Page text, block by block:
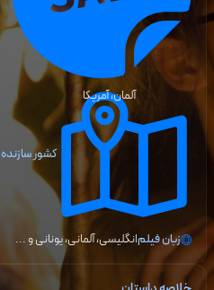
کشور سازنده
آلمان، آمریکا
زبان فیلمانگلیسی، آلمانی، یونانیو ...